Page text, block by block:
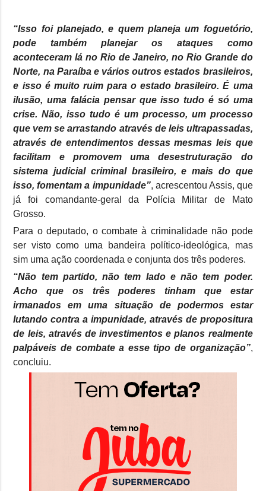
“Isso foi planejado, e quem planeja um foguetório,
pode também planejar os ataques como
aconteceram lá no Rio de Janeiro, no Rio Grande do
Norte, na Paraíba e vários outros estados brasileiros,
e isso é muito ruim para o estado brasileiro. É uma
ilusão, uma falácia pensar que isso tudo é só uma
crise. Não, isso tudo é um processo, um processo
que vem se arrastando através de leis ultrapassadas,
através de entendimentos dessas mesmas leis que
facilitam e promovem uma desestruturação do
sistema judicial criminal brasileiro, e mais do que
isso, fomentam a impunidade”, acrescentou Assis, que
já foi comandante-geral da Polícia Militar de Mato
Grosso.
Para o deputado, o combate à criminalidade não pode
ser visto como uma bandeira político-ideológica, mas
sim uma ação coordenada e conjunta dos três poderes.
“Não tem partido, não tem lado e não tem poder.
Acho que os três poderes tinham que estar
irmanados em uma situação de podermos estar
lutando contra a impunidade, através de propositura
de leis, através de investimentos e planos realmente
palpáveis de combate a esse tipo de organização”,
concluiu.